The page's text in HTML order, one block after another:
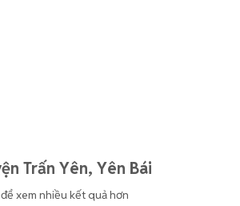
Trấn Yên, Yên Bái
xem nhiều kết quả hơn